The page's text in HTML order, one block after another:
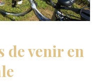
de venir en